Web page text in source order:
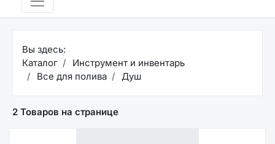
Вы здесь:
Каталог
Инструмент и инвентарь
Все для полива
Душ
2 Товаров на странице